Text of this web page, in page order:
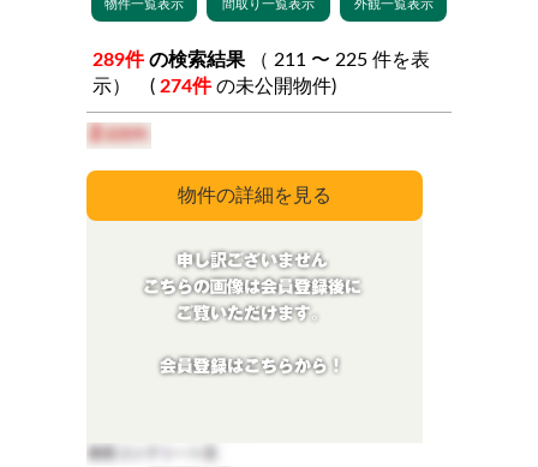
289件 の検索結果
示） ( 274件 の未公開物件)